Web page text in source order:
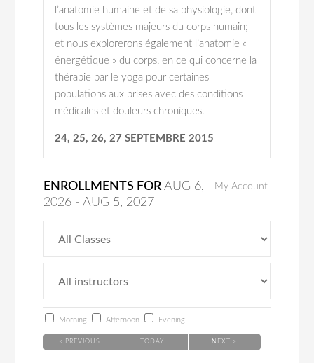
l’anatomie humaine et de sa physiologie, dont
tous les systèmes majeurs du corps humain;
et nous explorerons également l’anatomie «
énergétique » du corps, en ce qui concerne la
thérapie par le yoga pour certaines
populations aux prises avec des conditions
médicales et douleurs chroniques.
24, 25, 26, 27 SEPTEMBRE 2015
My Account
ENROLLMENTS FORAUG 6,
2026 -AUG 5, 2027
Morning Afternoon Evening
< PREVIOUS TODAY NEXT >